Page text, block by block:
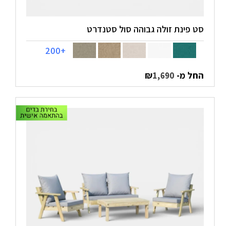
סט פינת זולה גבוהה סול סטנדרט
+200
החל מ- ₪1,690